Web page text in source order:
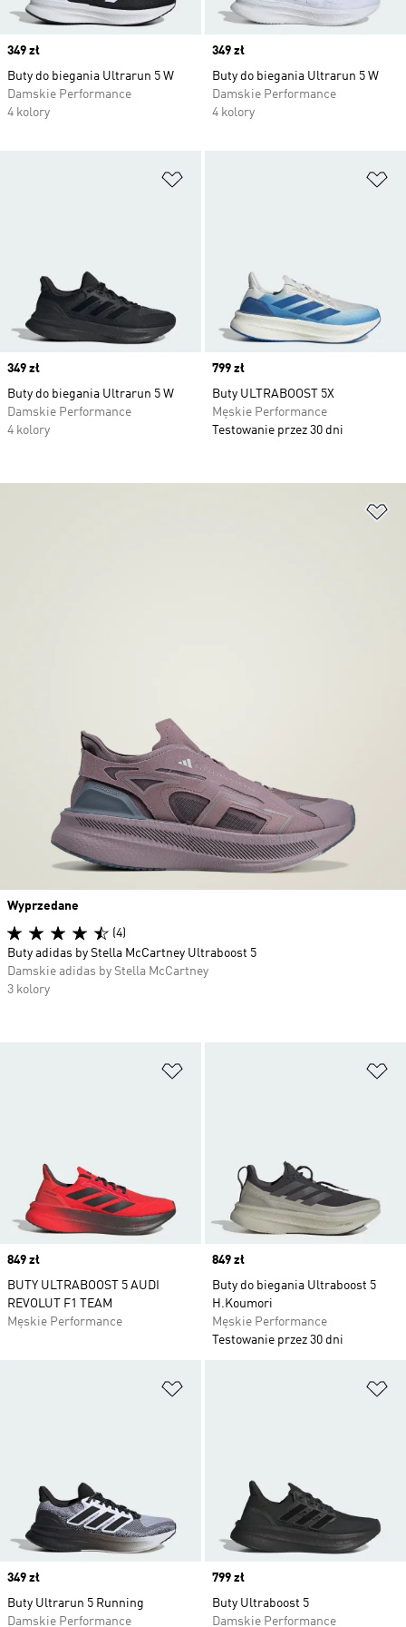
Price
349 zł
Buty do biegania Ultrarun 5 W
Damskie Performance
4 kolory
Price
349 zł
Buty do biegania Ultrarun 5 W
Damskie Performance
4 kolory
Price
349 zł
Buty do biegania Ultrarun 5 W
Damskie Performance
4 kolory
Price
799 zł
Buty ULTRABOOST 5X
Męskie Performance
Testowanie przez 30 dni
Price
849 zł
BUTY ULTRABOOST 5 AUDI
REVOLUT F1 TEAM
Męskie Performance
Price
849 zł
Buty do biegania Ultraboost 5
H.Koumori
Męskie Performance
Testowanie przez 30 dni
Price
349 zł
Buty Ultrarun 5 Running
Damskie Performance
Price
799 zł
Buty Ultraboost 5
Damskie Performance
Wyprzedane
(4)
Buty adidas by Stella McCartney Ultraboost 5
Damskie adidas by Stella McCartney
3 kolory